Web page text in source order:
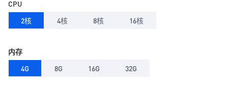
CPU
2核
4核 8核 16核
内存
4G
8G 16G 32G